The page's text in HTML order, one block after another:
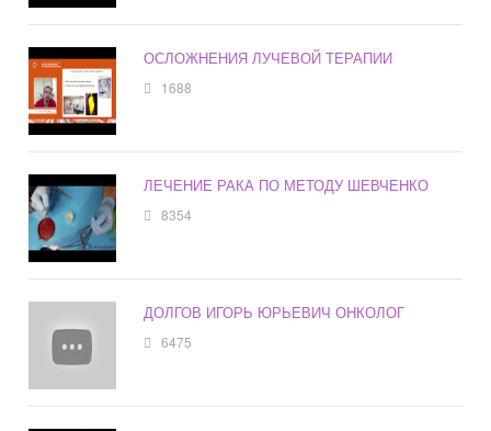
ОСЛОЖНЕНИЯ ЛУЧЕВОЙ ТЕРАПИИ
1688
ЛЕЧЕНИЕ РАКА ПО МЕТОДУ ШЕВЧЕНКО
8354
ДОЛГОВ ИГОРЬ ЮРЬЕВИЧ ОНКОЛОГ
6475